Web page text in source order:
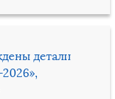
детали